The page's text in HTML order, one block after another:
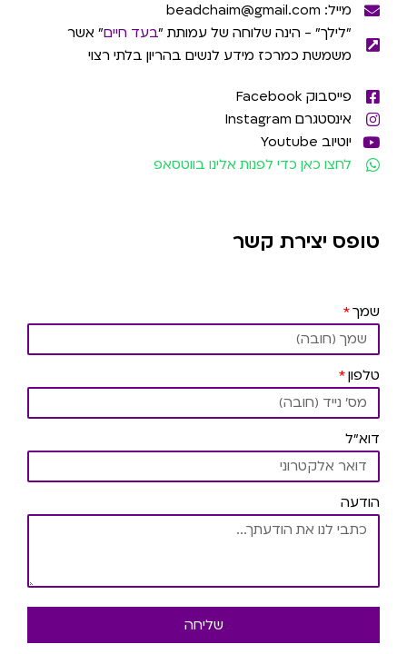
מייל: beadchaim@gmail.com
"לילך" - הינה שלוחה של עמותת "בעד חיים" אשר
משמשת כמרכז מידע לנשים בהריון בלתי רצוי
פייסבוק Facebook
אינסטגרם Instagram
יוטיוב Youtube
לחצו כאן כדי לפנות אלינו בווטסאפ
טופס יצירת קשר
שמך
טלפון
דוא"ל
הודעה
שליחה